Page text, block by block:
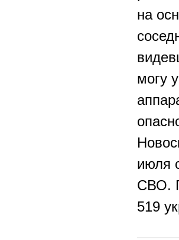
на
могу
июля
СВО.
519